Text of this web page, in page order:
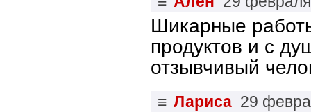
Шикарные
продуктов и с
отзывчивый
≡ Лариса 29